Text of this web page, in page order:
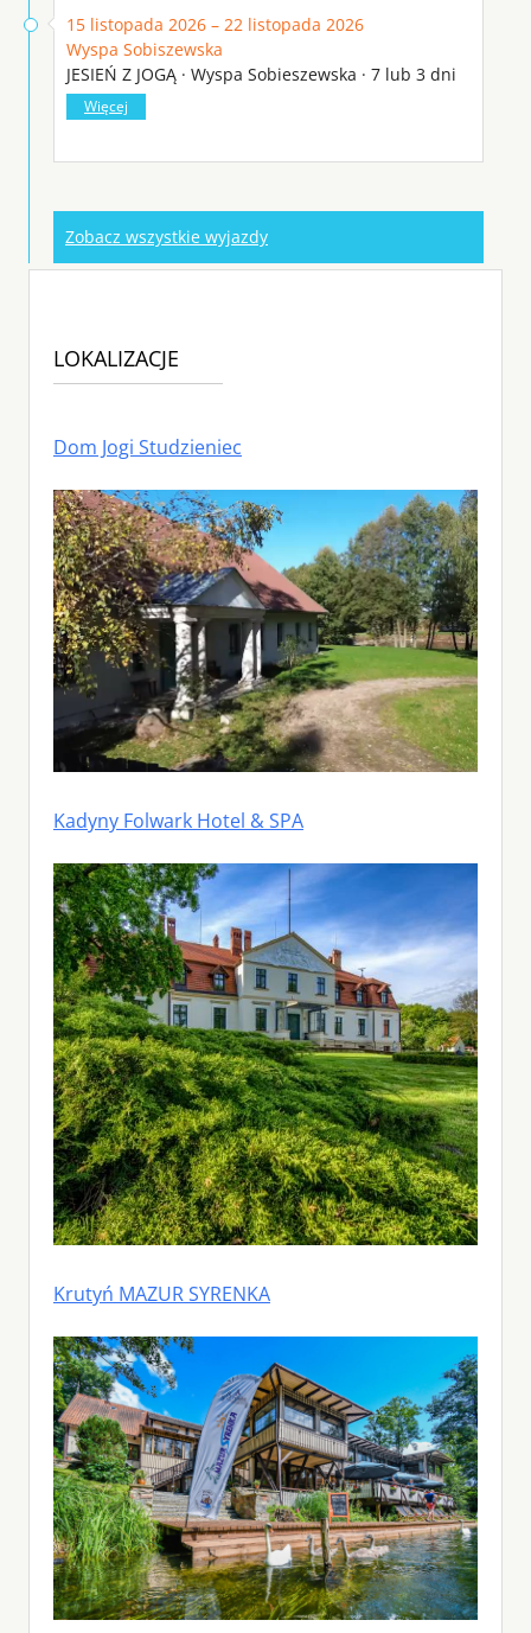
15 listopada 2026 – 22 listopada 2026
Wyspa Sobiszewska
JESIEŃ Z JOGĄ · Wyspa Sobieszewska · 7 lub 3 dni
Więcej
Zobacz wszystkie wyjazdy
LOKALIZACJE
Dom Jogi Studzieniec
Kadyny Folwark Hotel & SPA
Krutyń MAZUR SYRENKA